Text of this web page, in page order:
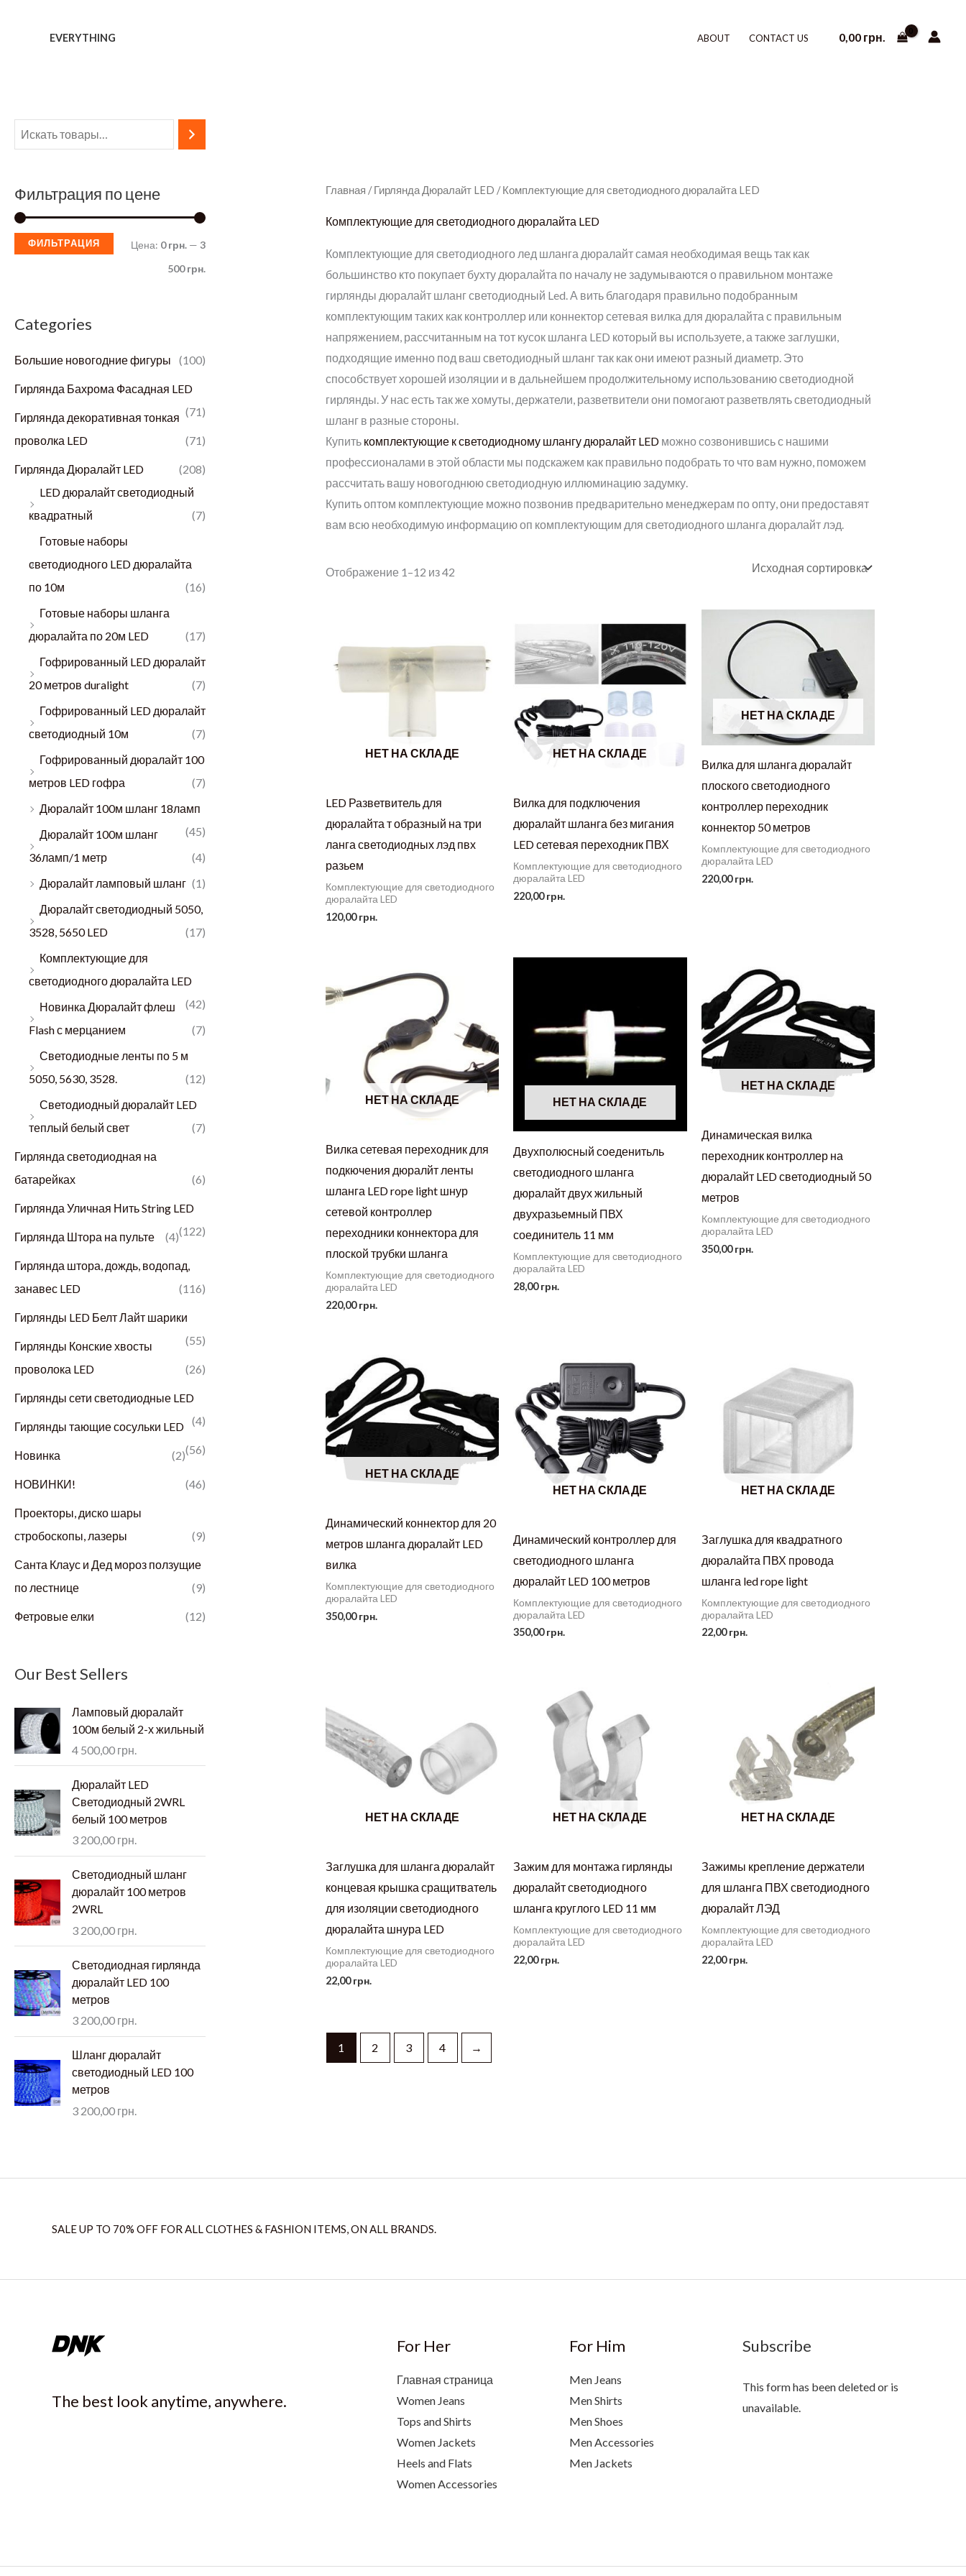
EVERYTHING ABOUT CONTACT US 0,00 грн.
Фильтрация по цене
ММ
ФИЛЬТРАЦИЯ Цена: 0 грн. — 3
500 грн.
Categories
Большие новогодние фигуры (100)
Гирлянда Бахрома Фасадная LED
(71)
Гирлянда декоративная тонкая
проволка LED
(71)
Гирлянда Дюралайт LED
(208)
LED дюралайт светодиодный
квадратный
(7)
Готовые наборы
светодиодного LED дюралайта
по 10м
(16)
Готовые наборы шланга
дюралайта по 20м LED
(17)
Гофрированный LED дюралайт
20 метров duralight
(7)
Гофрированный LED дюралайт
светодиодный 10м
(7)
Гофрированный дюралайт 100
метров LED гофра
(7)
Дюралайт 100м шланг 18ламп
(45)
Дюралайт 100м шланг
36ламп/1 метр
(4)
Дюралайт ламповый шланг (1)
Дюралайт светодиодный 5050,
3528, 5650 LED
(17)
Комплектующие для
светодиодного дюралайта LED
(42)
Новинка Дюралайт флеш
Flash с мерцанием
(7)
Светодиодные ленты по 5 м
5050, 5630, 3528.
(12)
Светодиодный дюралайт LED
теплый белый свет
(7)
Гирлянда светодиодная на
батарейках
(6)
Гирлянда Уличная Нить String LED
(122)
Гирлянда Штора на пульте (4)
Гирлянда штора, дождь, водопад,
занавес LED
(116)
Гирлянды LED Белт Лайт шарики
(55)
Гирлянды Конские хвосты
проволока LED
(26)
Гирлянды сети светодиодные LED
(4)
Гирлянды тающие сосульки LED
(56)
Новинка (2)
НОВИНКИ! (46)
Проекторы, диско шары
стробоскопы, лазеры
(9)
Санта Клаус и Дед мороз ползущие
по лестнице
(9)
Фетровые елки (12)
Our Best Sellers
Ламповый дюралайт
100м белый 2-х жильный
4 500,00 грн.
Дюралайт LED
Светодиодный 2WRL
белый 100 метров
3 200,00 грн.
Светодиодный шланг
дюралайт 100 метров
2WRL
3 200,00 грн.
Светодиодная гирлянда
дюралайт LED 100
метров
3 200,00 грн.
Шланг дюралайт
светодиодный LED 100
метров
3 200,00 грн.
Главная /Гирлянда Дюралайт LED / Комплектующие для светодиодного дюралайта LED
Комплектующие для светодиодного дюралайта LED
Комплектующие для светодиодного лед шланга дюралайт самая необходимая вещь так как
большинство кто покупает бухту дюралайта по началу не задумываются о правильном монтаже
гирлянды дюралайт шланг светодиодный Led. А вить благодаря правильно подобранным
комплектующим таких как контроллер или коннектор сетевая вилка для дюралайта с правильным
напряжением, рассчитанным на тот кусок шланга LED который вы используете, а также заглушки,
подходящие именно под ваш светодиодный шланг так как они имеют разный диаметр. Это
способствует хорошей изоляции и в дальнейшем продолжительному использованию светодиодной
гирлянды. У нас есть так же хомуты, держатели, разветвители они помогают разветвлять светодиодный
шланг в разные стороны.
Купить комплектующие к светодиодному шлангу дюралайт LEDможно созвонившись с нашими
профессионалами в этой области мы подскажем как правильно подобрать то что вам нужно, поможем
рассчитать вашу новогоднюю светодиодную иллюминацию задумку.
Купить оптом комплектующие можно позвонив предварительно менеджерам по опту, они предоставят
вам всю необходимую информацию оп комплектующим для светодиодного шланга дюралайт лэд.
Отображение 1–12 из 42
НЕТ НА СКЛАДЕ
LED Разветвитель для
дюралайта т образный на три
ланга светодиодных лэд пвх
разьем
Комплектующие для светодиодного
дюралайта LED
120,00грн.
НЕТ НА СКЛАДЕ
Вилка для подключения
дюралайт шланга без мигания
LED сетевая переходник ПВХ
Комплектующие для светодиодного
дюралайта LED
220,00грн.
НЕТ НА СКЛАДЕ
Вилка для шланга дюралайт
плоского светодиодного
контроллер переходник
коннектор 50 метров
Комплектующие для светодиодного
дюралайта LED
220,00грн.
НЕТ НА СКЛАДЕ
Вилка сетевая переходник для
подкючения дюралйт ленты
шланга LED rope light шнур
сетевой контроллер
переходники коннектора для
плоской трубки шланга
Комплектующие для светодиодного
дюралайта LED
220,00грн.
НЕТ НА СКЛАДЕ
Двухполюсный соеденитьль
светодиодного шланга
дюралайт двух жильный
двухразьемный ПВХ
соединитель 11 мм
Комплектующие для светодиодного
дюралайта LED
28,00грн.
НЕТ НА СКЛАДЕ
Динамическая вилка
переходник контроллер на
дюралайт LED светодиодный 50
метров
Комплектующие для светодиодного
дюралайта LED
350,00грн.
НЕТ НА СКЛАДЕ
Динамический коннектор для 20
метров шланга дюралайт LED
вилка
Комплектующие для светодиодного
дюралайта LED
350,00грн.
НЕТ НА СКЛАДЕ
Динамический контроллер для
светодиодного шланга
дюралайт LED 100 метров
Комплектующие для светодиодного
дюралайта LED
350,00грн.
НЕТ НА СКЛАДЕ
Заглушка для квадратного
дюралайта ПВХ провода
шланга led rope light
Комплектующие для светодиодного
дюралайта LED
22,00грн.
НЕТ НА СКЛАДЕ
Заглушка для шланга дюралайт
концевая крышка сращитватель
для изоляции светодиодного
дюралайта шнура LED
Комплектующие для светодиодного
дюралайта LED
22,00грн.
НЕТ НА СКЛАДЕ
Зажим для монтажа гирлянды
дюралайт светодиодного
шланга круглого LED 11 мм
Комплектующие для светодиодного
дюралайта LED
22,00грн.
НЕТ НА СКЛАДЕ
Зажимы крепление держатели
для шланга ПВХ светодиодного
дюралайт ЛЭД
Комплектующие для светодиодного
дюралайта LED
22,00грн.
1 2 3 4 →
SALE UP TO 70% OFF FOR ALL CLOTHES & FASHION ITEMS, ON ALL BRANDS.
The best look anytime, anywhere.
For Her
Главная страница
Women Jeans
Tops and Shirts
Women Jackets
Heels and Flats
Women Accessories
For Him
Men Jeans
Men Shirts
Men Shoes
Men Accessories
Men Jackets
Subscribe
This form has been deleted or is
unavailable.